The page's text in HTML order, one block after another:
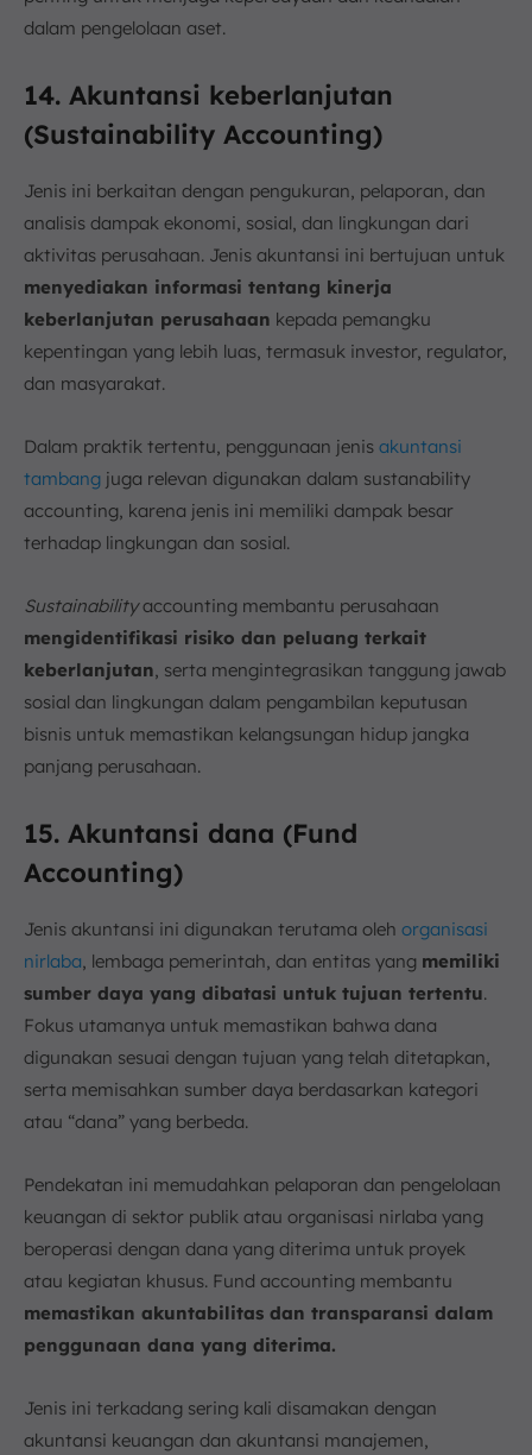
dalam pengelolaan aset.
14. Akuntansi keberlanjutan
(Sustainability Accounting)
Jenis ini berkaitan dengan pengukuran, pelaporan, dan
analisis dampak ekonomi, sosial, dan lingkungan dari
aktivitas perusahaan. Jenis akuntansi ini bertujuan untuk
menyediakan informasi tentang kinerja
keberlanjutan perusahaan kepada pemangku
kepentingan yang lebih luas, termasuk investor, regulator,
dan masyarakat.
Dalam praktik tertentu, penggunaan jenis akuntansi
tambang juga relevan digunakan dalam sustanability
accounting, karena jenis ini memiliki dampak besar
terhadap lingkungan dan sosial.
Sustainabilityaccounting membantu perusahaan
mengidentifikasi risiko dan peluang terkait
keberlanjutan , serta mengintegrasikan tanggung jawab
sosial dan lingkungan dalam pengambilan keputusan
bisnis untuk memastikan kelangsungan hidup jangka
panjang perusahaan.
15. Akuntansi dana (Fund
Accounting)
Jenis akuntansi ini digunakan terutama oleh organisasi
nirlaba , lembaga pemerintah, dan entitas yang memiliki
sumber daya yang dibatasi untuk tujuan tertentu.
Fokus utamanya untuk memastikan bahwa dana
digunakan sesuai dengan tujuan yang telah ditetapkan,
serta memisahkan sumber daya berdasarkan kategori
atau “dana” yang berbeda.
Pendekatan ini memudahkan pelaporan dan pengelolaan
keuangan di sektor publik atau organisasi nirlaba yang
beroperasi dengan dana yang diterima untuk proyek
atau kegiatan khusus. Fund accounting membantu
memastikan akuntabilitas dan transparansi dalam
penggunaan dana yang diterima.
Jenis ini terkadang sering kali disamakan dengan
akuntansi keuangan dan akuntansi manajemen,